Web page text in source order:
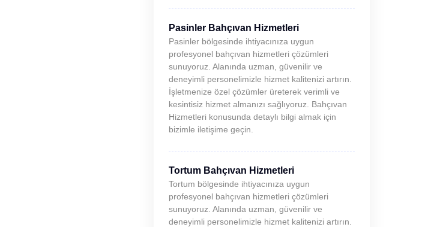
Pasinler Bahçıvan Hizmetleri
Pasinler bölgesinde ihtiyacınıza uygun
profesyonel bahçıvan hizmetleri çözümleri
sunuyoruz. Alanında uzman, güvenilir ve
deneyimli personelimizle hizmet kalitenizi artırın.
İşletmenize özel çözümler üreterek verimli ve
kesintisiz hizmet almanızı sağlıyoruz. Bahçıvan
Hizmetleri konusunda detaylı bilgi almak için
bizimle iletişime geçin.
Tortum Bahçıvan Hizmetleri
Tortum bölgesinde ihtiyacınıza uygun
profesyonel bahçıvan hizmetleri çözümleri
sunuyoruz. Alanında uzman, güvenilir ve
deneyimli personelimizle hizmet kalitenizi artırın.